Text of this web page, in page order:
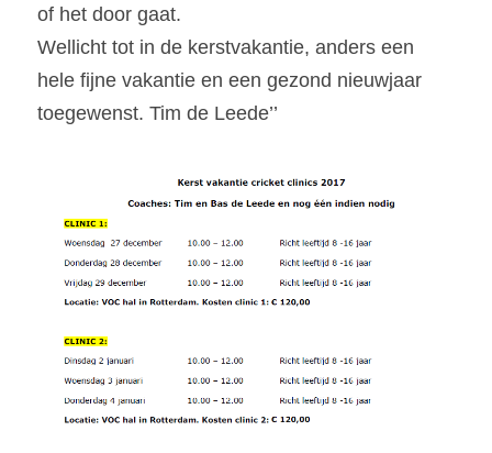
of het door gaat.
Wellicht tot in de kerstvakantie, anders een
hele fijne vakantie en een gezond nieuwjaar
toegewenst. Tim de Leede’’